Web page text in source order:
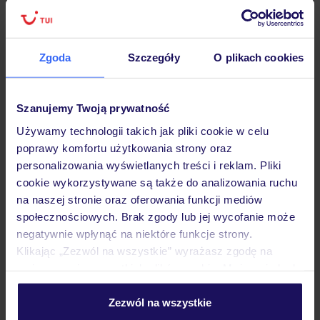
Zgoda Szczegóły O plikach cookies
Szanujemy Twoją prywatność
Używamy technologii takich jak pliki cookie w celu
poprawy komfortu użytkowania strony oraz
personalizowania wyświetlanych treści i reklam. Pliki
cookie wykorzystywane są także do analizowania ruchu
na naszej stronie oraz oferowania funkcji mediów
społecznościowych. Brak zgody lub jej wycofanie może
negatywnie wpłynąć na niektóre funkcje strony.
Klikając „Zezwól na wszystkie” wyrażasz zgodę na
personalizować swój wybór wchodząc w zakładkę
Zezwól na wszystkie
Lider niskich cen 30 lat w
Hotel
Pokoje
Wyżywienie